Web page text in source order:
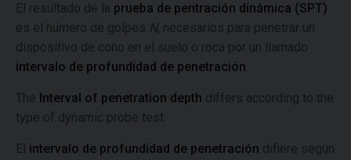
El resultado de la prueba de pentración dinámica (SPT)
es el número de golpes N, necesarios para penetrar un
dispositivo de cono en el suelo o roca por un llamado
intervalo de profundidad de penetración
The Interval of penetration depth differs according to the
type of dynamic probe test:
El intervalo de profundidad de penetración difiere según